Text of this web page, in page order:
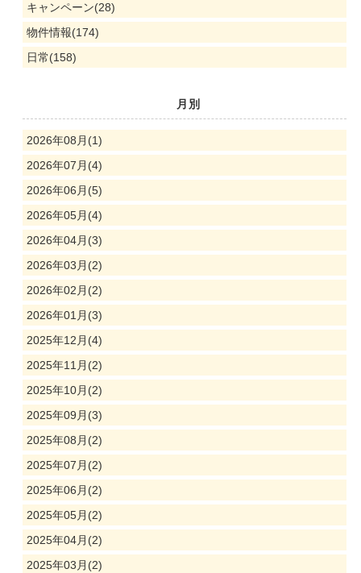
キャンペーン(28)
物件情報(174)
日常(158)
月別
2026年08月(1)
2026年07月(4)
2026年06月(5)
2026年05月(4)
2026年04月(3)
2026年03月(2)
2026年02月(2)
2026年01月(3)
2025年12月(4)
2025年11月(2)
2025年10月(2)
2025年09月(3)
2025年08月(2)
2025年07月(2)
2025年06月(2)
2025年05月(2)
2025年04月(2)
2025年03月(2)